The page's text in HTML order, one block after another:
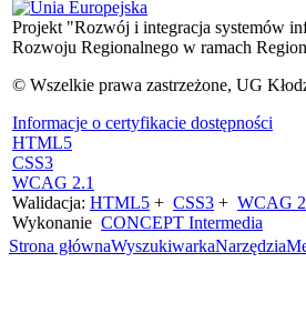
Projekt "Rozwój i integracja systemów
Rozwoju Regionalnego w ramach
© Wszelkie prawa zastrzeżone, UG
Informacje o certyfikacie dostępności
HTML5
CSS3
WCAG 2.1
Walidacja: HTML5 + CSS3 + WCAG
Wykonanie CONCEPT Intermedia
Strona głównaWyszukiwarkaNarzędzia